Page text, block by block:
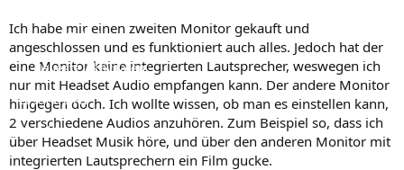
Neue Beiträge
Neueste Aktivitäten
Leserartikel
Regeln
Ich habe mir einen zweiten Monitor gekauft und
angeschlossen und es funktioniert auch alles. Jedoch hat der
eine Monitor keine integrierten Lautsprecher, weswegen ich
nur mit Headset Audio empfangen kann. Der andere Monitor
hingegen doch. Ich wollte wissen, ob man es einstellen kann,
2 verschiedene Audios anzuhören. Zum Beispiel so, dass ich
über Headset Musik höre, und über den anderen Monitor mit
integrierten Lautsprechern ein Film gucke.